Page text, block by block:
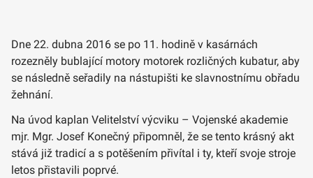
Dne 22. dubna 2016 se po 11. hodině v kasárnách
rozezněly bublající motory motorek rozličných kubatur, aby
se následně seřadily na nástupišti ke slavnostnímu obřadu
žehnání.
Na úvod kaplan Velitelství výcviku – Vojenské akademie
mjr. Mgr. Josef Konečný připomněl, že se tento krásný akt
stává již tradicí a s potěšením přivítal i ty, kteří svoje stroje
letos přistavili poprvé.